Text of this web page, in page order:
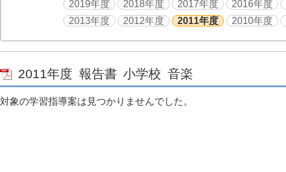
2019年度
2018年度 2017年度 2016年度
2013年度
2012年度 2011年度 2010年度
2011年度 報告書 小学校 音楽
対象の学習指導案は見つかりませんでした。